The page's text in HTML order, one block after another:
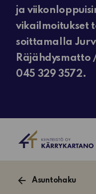
ja
vikailmoitukset
soittamalla
Räjähdysmatto
045 329 3572.
Asuntohaku